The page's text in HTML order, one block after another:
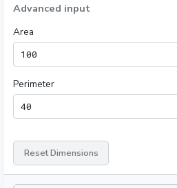
Advanced input
Area
Perimeter
Reset Dimensions